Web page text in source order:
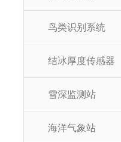
鸟类识别系统
结冰厚度传感器
雪深监测站
海洋气象站